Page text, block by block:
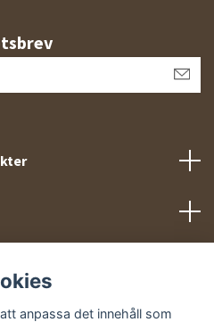
anpassa det innehåll som